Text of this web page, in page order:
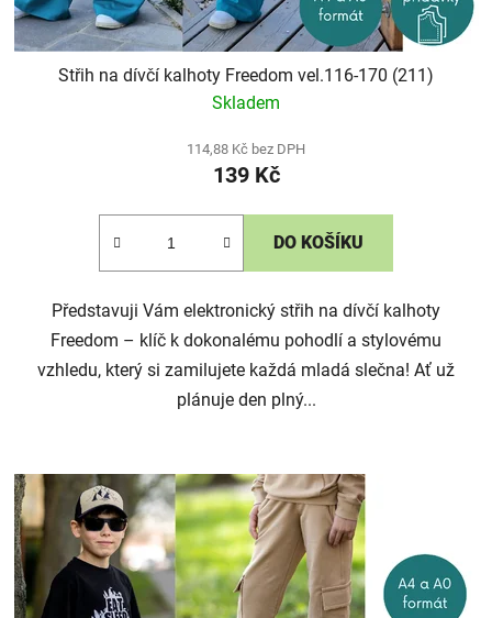
Střih na dívčí kalhoty Freedom vel.116-170 (211)
Skladem
114,88 Kč bez DPH
139 Kč
DO KOŠÍKU
Představuji Vám elektronický střih na dívčí kalhoty
Freedom – klíč k dokonalému pohodlí a stylovému
vzhledu, který si zamilujete každá mladá slečna! Ať už
plánuje den plný...